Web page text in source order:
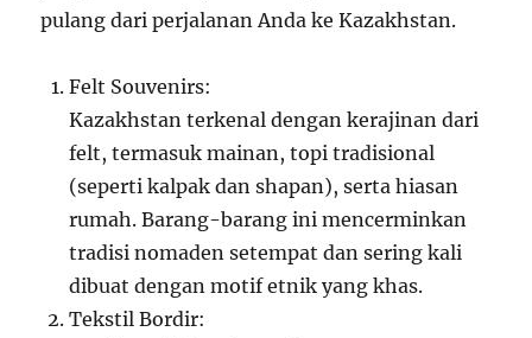
pulang dari perjalanan Anda ke Kazakhstan.
Felt Souvenirs:
Kazakhstan terkenal dengan kerajinan dari
felt, termasuk mainan, topi tradisional
(seperti kalpak dan shapan), serta hiasan
rumah. Barang-barang ini mencerminkan
tradisi nomaden setempat dan sering kali
dibuat dengan motif etnik yang khas.
Tekstil Bordir: